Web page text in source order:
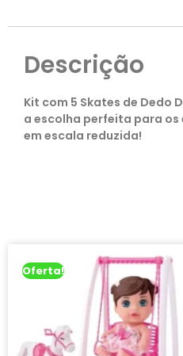
Descrição
Kit com 5 Skates de Dedo
a escolha perfeita para
em escala reduzida!
Oferta!